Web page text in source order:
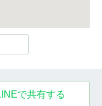
で共有する